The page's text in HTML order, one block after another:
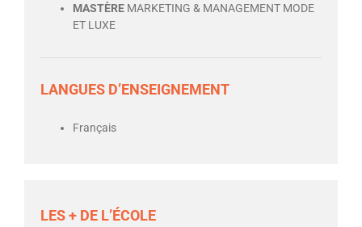
MASTÈRE MARKETING & MANAGEMENT MODE
ET LUXE
LANGUES D’ENSEIGNEMENT
Français
LES + DE L’ÉCOLE